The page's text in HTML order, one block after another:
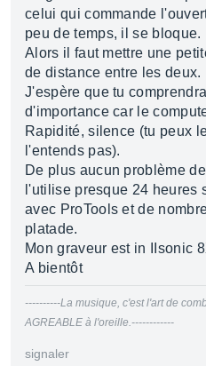
celui qui commande
peu de temps, il se bloque.
Alors il faut mettre une
de distance entre les deux.
J'espère que tu
d'importance car le
Rapidité, silence (tu peux
l'entends pas).
De plus aucun problème
l'utilise presque 24 heures
avec ProTools et de
platade.
Mon graveur est in IIsonic
A bientôt
----------La musique, c'est l'art de
AGREABLE à l'oreille.------------
signaler